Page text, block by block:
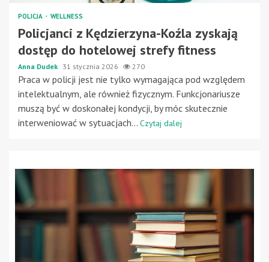
POLICJA WELLNESS
Policjanci z Kędzierzyna-Koźla zyskają
dostęp do hotelowej strefy fitness
Anna Dudek 31 stycznia 2026 270
Praca w policji jest nie tylko wymagająca pod względem
intelektualnym, ale również fizycznym. Funkcjonariusze
muszą być w doskonałej kondycji, by móc skutecznie
interweniować w sytuacjach... Czytaj dalej